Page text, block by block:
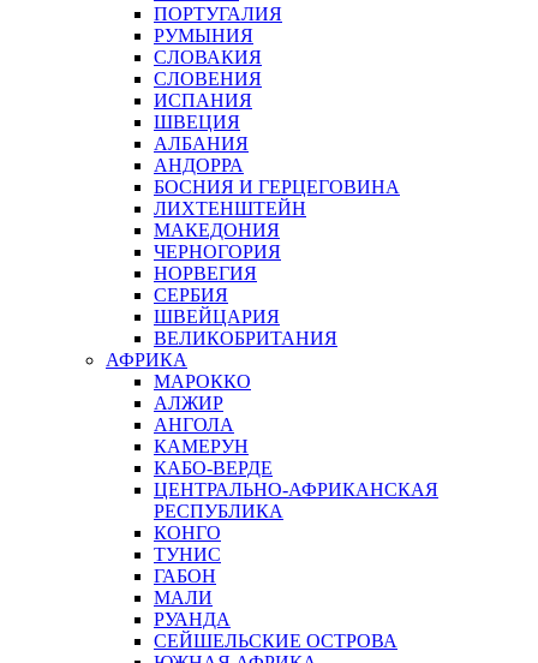
ПОРТУГАЛИЯ
РУМЫНИЯ
СЛОВАКИЯ
СЛОВЕНИЯ
ИСПАНИЯ
ШВЕЦИЯ
АЛБАНИЯ
АНДОРРА
БОСНИЯ И ГЕРЦЕГОВИНА
ЛИХТЕНШТЕЙН
МАКЕДОНИЯ
ЧЕРНОГОРИЯ
НОРВЕГИЯ
СЕРБИЯ
ШВЕЙЦАРИЯ
ВЕЛИКОБРИТАНИЯ
АФРИКА
МАРОККО
АЛЖИР
АНГОЛА
КАМЕРУН
КАБО-ВЕРДЕ
ЦЕНТРАЛЬНО-АФРИКАНСКАЯ
РЕСПУБЛИКА
КОНГО
ТУНИС
ГАБОН
МАЛИ
РУАНДА
СЕЙШЕЛЬСКИЕ ОСТРОВА